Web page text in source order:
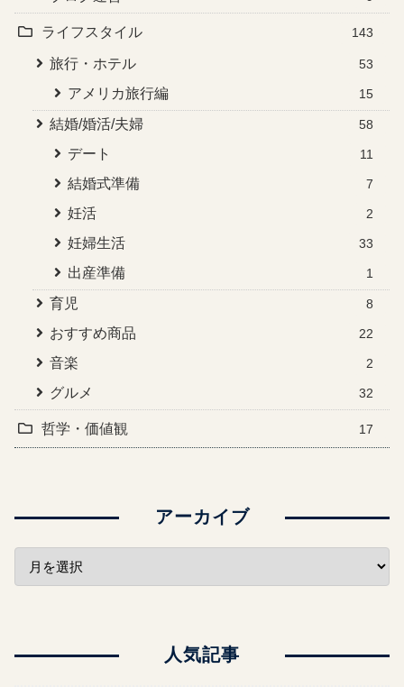
ライフスタイル 143
旅行・ホテル 53
アメリカ旅行編 15
結婚/婚活/夫婦 58
デート 11
結婚式準備 7
妊活 2
妊婦生活 33
出産準備 1
育児 8
おすすめ商品 22
音楽 2
グルメ 32
哲学・価値観 17
アーカイブ
人気記事